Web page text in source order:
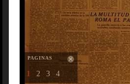
PAGINAS
1 2 3 4